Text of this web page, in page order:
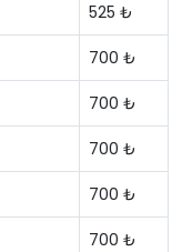
525 ₺
700 ₺
700 ₺
700 ₺
700 ₺
700 ₺